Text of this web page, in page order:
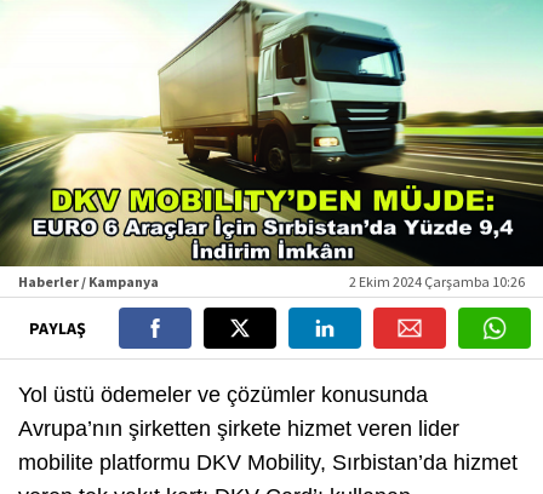
Haberler / Kampanya 2 Ekim 2024 Çarşamba 10:26
PAYLAŞ
Yol üstü ödemeler ve çözümler konusunda
Avrupa’nın şirketten şirkete hizmet veren lider
mobilite platformu DKV Mobility, Sırbistan’da hizmet